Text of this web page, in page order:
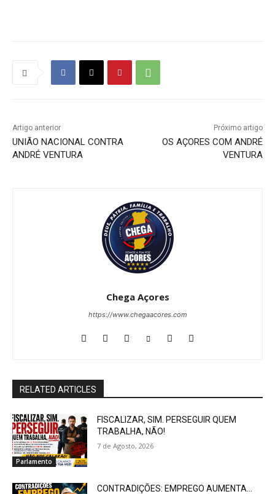
Artigo anterior
UNIÃO NACIONAL CONTRA
ANDRÉ VENTURA
Próximo artigo
OS AÇORES COM ANDRÉ
VENTURA
Chega Açores
https://www.chegaacores.com
RELATED ARTICLES
Parlamento
FISCALIZAR, SIM. PERSEGUIR QUEM
TRABALHA, NÃO!
7 de Agosto, 2026
CONTRADIÇÕES: EMPREGO AUMENTA…